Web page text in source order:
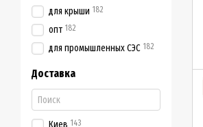
для крыши 182
опт 182
для промышленных СЭС 182
Доставка
Киев 143